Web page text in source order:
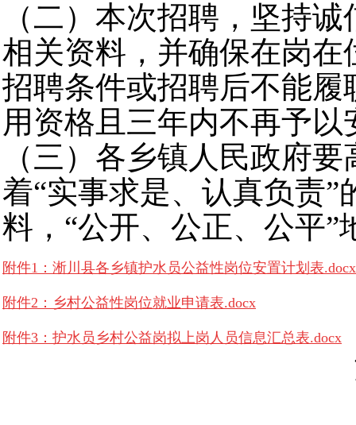
（二）本次招聘，坚持
相关资料，并确保在岗
招聘条件或招聘后不能
用资格且三年内不再予以
（三）各乡镇人民政府
着“实事求是、认真负责
料，“公开、公正、公平
附件1：淅川县各乡镇护水员公益性岗位安置计划表.docx
附件2：乡村公益性岗位就业申请表.docx
附件3：护水员乡村公益岗拟上岗人员信息汇总表.docx